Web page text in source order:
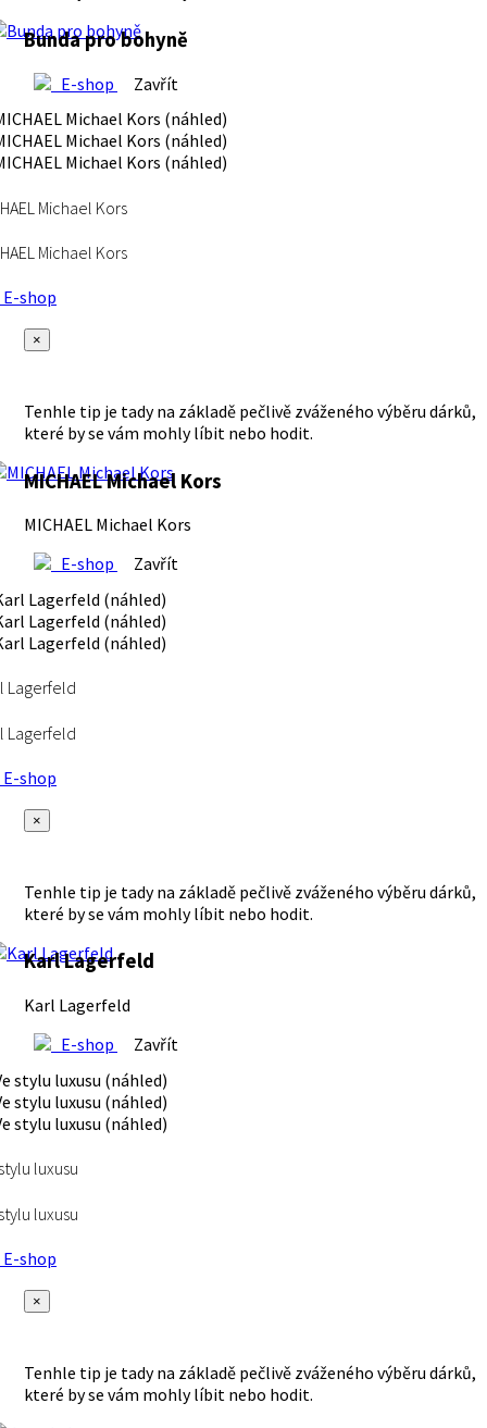
Bunda pro bohyně
E-shop Zavřít
Michael Kors
Michael Kors
shop
×
Tenhle tip je tady na základě pečlivě zváženého výběru dárků,
které by se vám mohly líbit nebo hodit.
MICHAEL Michael Kors
MICHAEL Michael Kors
E-shop
Zavřít
Lagerfeld
Lagerfeld
shop
×
Tenhle tip je tady na základě pečlivě zváženého výběru dárků,
které by se vám mohly líbit nebo hodit.
Karl Lagerfeld
Karl Lagerfeld
E-shop
Zavřít
luxusu
luxusu
shop
×
Tenhle tip je tady na základě pečlivě zváženého výběru dárků,
které by se vám mohly líbit nebo hodit.